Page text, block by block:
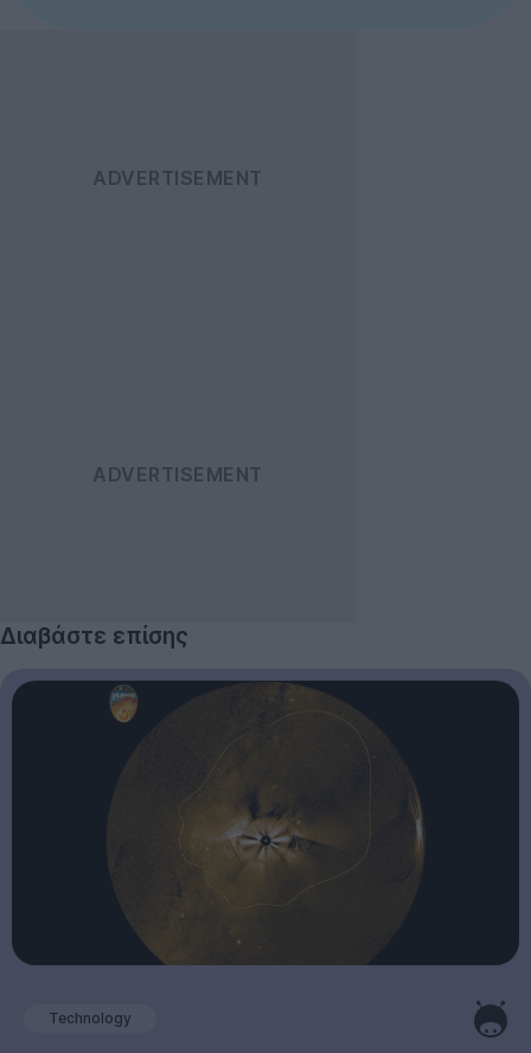
Διαβάστε επίσης
Technology